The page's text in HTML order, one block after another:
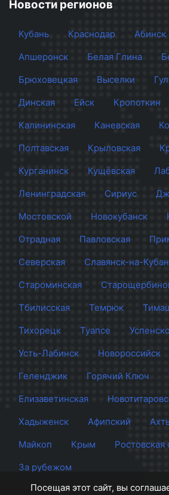
Новости регионов
Кубань Краснодар Абинск
Апшеронск
Белая Глина
Брюховецкая
Выселки
Динская
Ейск Кропоткин
Калининская
Каневская
Полтавская
Крыловская
Курганинск
Кущёвская
Ленинградская
Сириус
Мостовской
Новокубанск
Отрадная
Павловская
Северская
Славянск-на-
Староминская
Тбилисская
Темрюк
Тихорецк
Туапсе
Усть-Лабинск
Новороссийск
Геленджик
Горячий Ключ
Елизаветинская
Хадыженск
Афипский
Майкоп
Крым
Ростовская
За рубежом
Посещая этот сайт, вы